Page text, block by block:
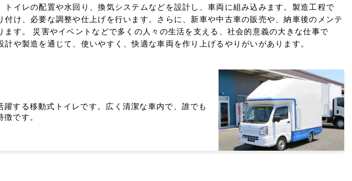
トイレの配置や水回り、換気システムなどを設計し、車両に組み込みます。製造工程で
付け、必要な調整や仕上げを行います。さらに、新車や中古車の販売や、納車後のメンテ
ます。 災害やイベントなどで多くの人々の生活を支える、社会的意義の大きな仕事で
計や製造を通じて、使いやすく、快適な車両を作り上げるやりがいがあります。
躍する移動式トイレです。広く清潔な車内で、誰でも
です。